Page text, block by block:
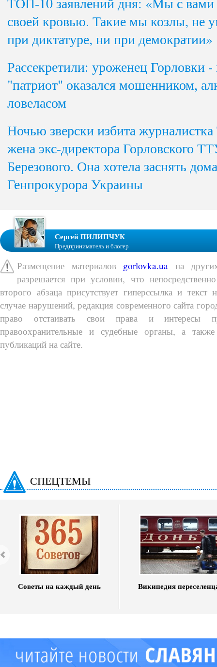
своей кровью. Такие мы козлы, не
при диктатуре, ни при демократии»
Рассекретили: уроженец Горловки
"патриот" оказался мошенником,
ловеласом
Ночью зверски избита
жена экс-директора Горловского
Березового. Она хотела заснять
Генпрокурора Украины
Сергей ПИЛИПЧУК
Предприниматель и блогер
Размещение материалов gorlovka.ua на
разрешается при условии, что
второго абзаца присутствует гиперссылка и
случае нарушений, редакция современного сайта
право отстаивать свои права и интересы
правоохранительные и судебные органы, а
публикаций на сайте.
СПЕЦТЕМЫ
Советы на каждый день Википедия